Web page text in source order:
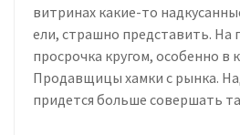
витринах какие-то
ели, страшно представить. На
просрочка кругом, особенно в
Продавщицы хамки с рынка.
придется больше совершать